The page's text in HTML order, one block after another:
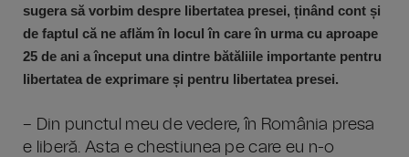
sugera să vorbim despre libertatea presei, ținând cont și
de faptul că ne aflăm în locul în care în urma cu aproape
25 de ani a început una dintre bătăliile importante pentru
libertatea de exprimare și pentru libertatea presei.
– Din punctul meu de vedere, în România presa
e liberă. Asta e chestiunea pe care eu n-o